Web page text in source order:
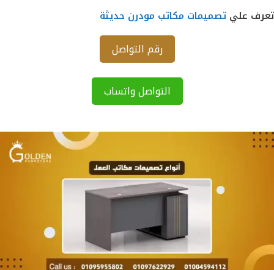
تعرف علي تصميمات مكاتب مودرن حديثة
رقم التواصل
التواصل واتساب